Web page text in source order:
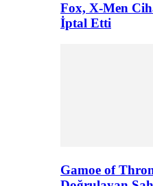
Fox, X-Men
İptal Etti
Gamoe of